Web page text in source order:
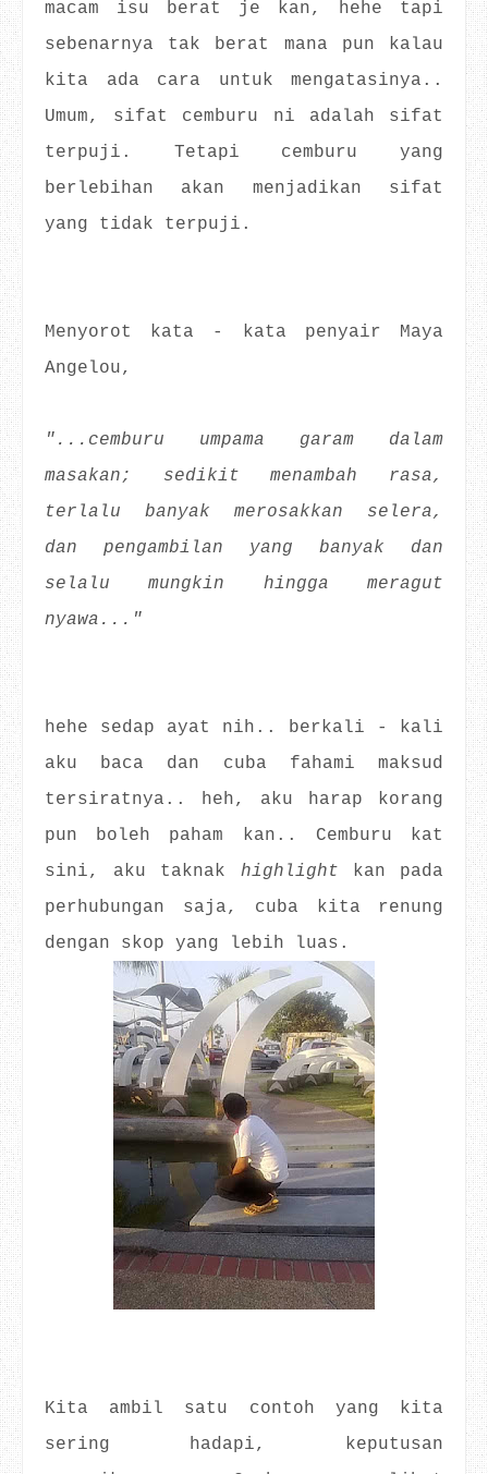
macam isu berat je kan, hehe tapi
sebenarnya tak berat mana pun kalau
kita ada cara untuk mengatasinya..
Umum, sifat cemburu ni adalah sifat
terpuji. Tetapi cemburu yang
berlebihan akan menjadikan sifat
yang tidak terpuji.
Menyorot kata - kata penyair Maya
Angelou,
"...cemburu umpama garam dalam
masakan; sedikit menambah rasa,
terlalu banyak merosakkan selera,
dan pengambilan yang banyak dan
selalu mungkin hingga meragut
nyawa..."
hehe sedap ayat nih.. berkali - kali
aku baca dan cuba fahami maksud
tersiratnya.. heh, aku harap korang
pun boleh paham kan.. Cemburu kat
sini, aku taknak highlight kan pada
perhubungan saja, cuba kita renung
dengan skop yang lebih luas.
Kita ambil satu contoh yang kita
sering hadapi, keputusan